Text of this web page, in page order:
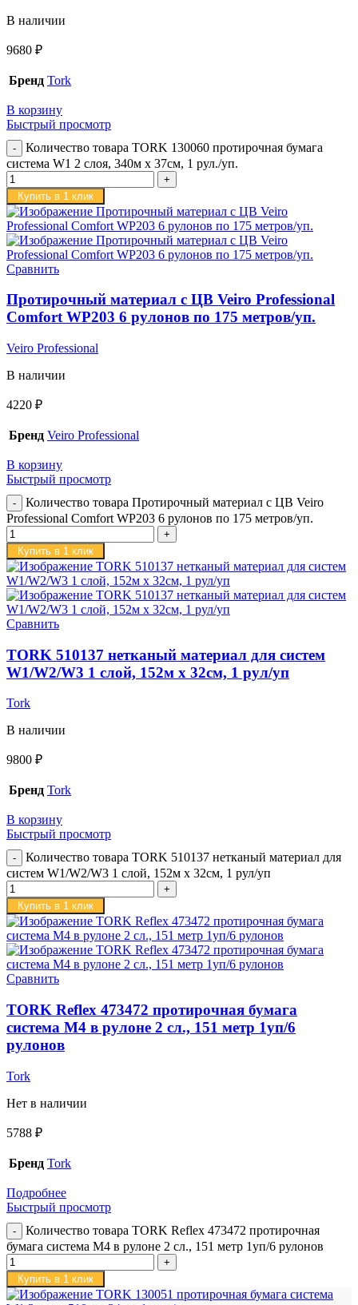
В наличии
9680 ₽
Бренд Tork
В корзину
Быстрый просмотр
Количество товара TORK 130060 протирочная бумага
система W1 2 слоя, 340м х 37см, 1 рул./уп.
Купить в 1 клик
Сравнить
Протирочный материал с ЦВ Veiro Professional
Comfort WP203 6 рулонов по 175 метров/уп.
Veiro Professional
В наличии
4220 ₽
Бренд Veiro Professional
В корзину
Быстрый просмотр
Количество товара Протирочный материал с ЦВ Veiro
Professional Comfort WP203 6 рулонов по 175 метров/уп.
Купить в 1 клик
Сравнить
TORK 510137 нетканый материал для систем
W1/W2/W3 1 слой, 152м х 32см, 1 рул/уп
Tork
В наличии
9800 ₽
Бренд Tork
В корзину
Быстрый просмотр
Количество товара TORK 510137 нетканый материал для
систем W1/W2/W3 1 слой, 152м х 32см, 1 рул/уп
Купить в 1 клик
Сравнить
TORK Reflex 473472 протирочная бумага
система M4 в рулоне 2 сл., 151 метр 1уп/6
рулонов
Tork
Нет в наличии
5788 ₽
Бренд Tork
Подробнее
Быстрый просмотр
Количество товара TORK Reflex 473472 протирочная
бумага система M4 в рулоне 2 сл., 151 метр 1уп/6 рулонов
Купить в 1 клик